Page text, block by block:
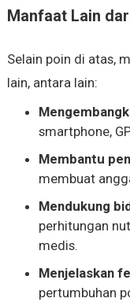
Manfaat Lain
Selain poin di atas,
lain, antara lain:
smartphone,
Membantu
membuat
Mendukung
perhitungan
medis.
Menjelaskan
pertumbuhan